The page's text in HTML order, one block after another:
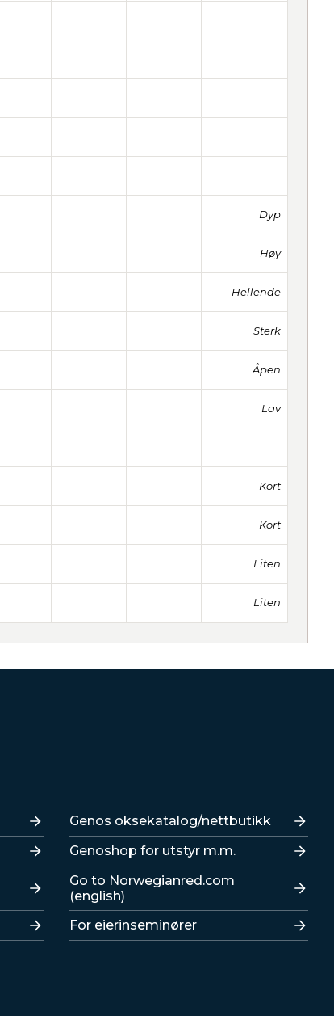
Dyp
Høy
Hellende
Sterk
Åpen
Lav
Kort
Kort
Liten
Liten
Lenker
Genos oksekatalog/nettbutikk
Genoshop for utstyr m.m.
Go to Norwegianred.com
(english)
For eierinseminører